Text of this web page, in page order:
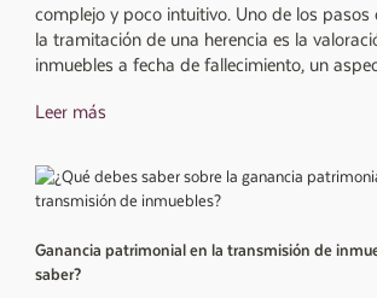
complejo y poco intuitivo. Uno de los pasos
la tramitación de una herencia es la
inmuebles a fecha de fallecimiento, un
Leer más
Ganancia patrimonial en la transmisión de
saber?